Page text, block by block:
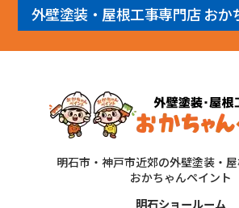
外壁塗装・屋根工事専門店 おか
明石市・神戸市近郊の外壁塗装・
おかちゃんペイント
明石ショールーム